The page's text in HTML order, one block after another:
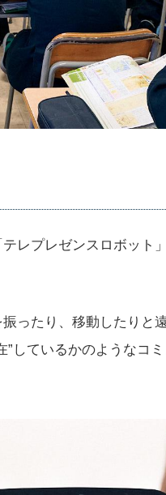
レプレゼンスロボット
ったり、移動したりと
しているかのようなコ